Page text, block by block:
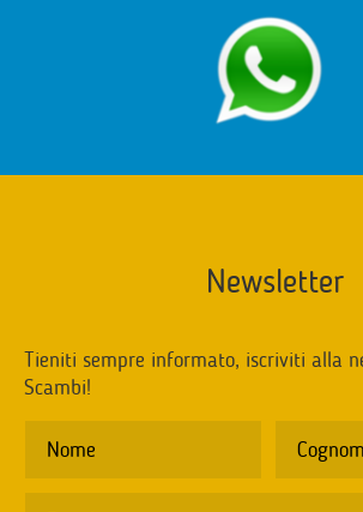
Newsletter
Tieniti sempre informato, iscriviti alla
Scambi!